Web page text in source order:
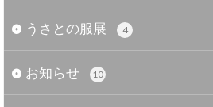
うさとの服展 4
お知らせ 10